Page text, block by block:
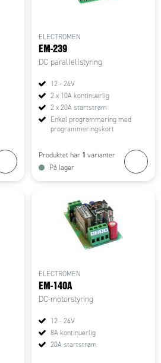
ELECTROMEN
EM-239
DC parallellstyring
12 - 24V
2 x 10A kontinuerlig
2 x 20A startstrøm
Enkel programmering med
programmeringskort
Produktet har 1 varianter
På lager
ELECTROMEN
EM-140A
DC-motorstyring
12 - 24V
8A kontinuerlig
20A startstrøm